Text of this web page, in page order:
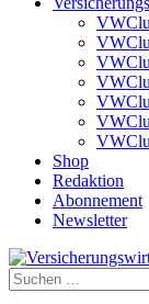
Shop
Redaktion
Abonnement
Newsletter
Suche
nach: